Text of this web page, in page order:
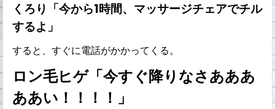
くろり「今から1時間、マッサージチェアでチル
するよ」
すると、すぐに電話がかかってくる。
ロン毛ヒゲ「今すぐ降りなさあああ
ああい！！！！」